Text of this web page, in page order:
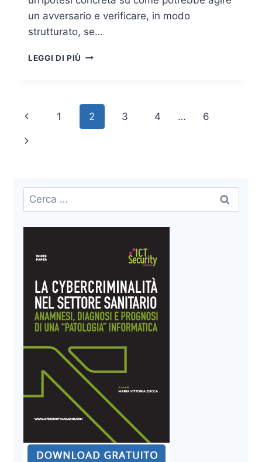
un avversario e verificare, in modo
strutturato, se…
LEGGI DI PIÙ THREAT
METODO,
PRATICA
E
Navigazione
pagina
Pagina
Precedente
1 2 3 4 … 6
Pagina
Ricerca
per: